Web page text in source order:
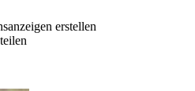
erstellen